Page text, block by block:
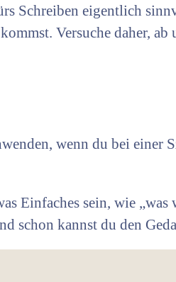
Schreiben eigentlich
Versuche daher, ab
wenn du bei einer
Einfaches sein, wie
schon kannst du den